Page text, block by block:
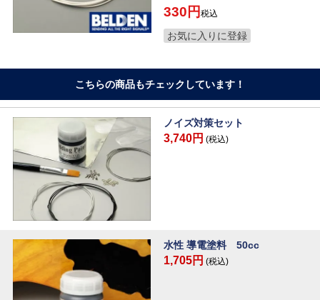
330 税込
お気に入りに登録
こちらの商品もチェックしています！
ノイズ対策セット
3,740円 (税込)
水性 導電塗料 50cc
1,705円 (税込)